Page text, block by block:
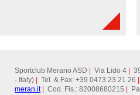
Sportclub Merano ASD Via Lido 4
- Italy)
Tel. & Fax: +39 0473 23 21 26
meran.it
Cod. Fis.: 82008680215